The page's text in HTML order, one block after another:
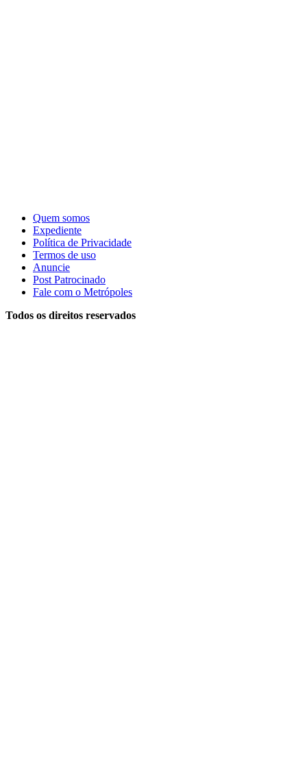
Quem somos
Expediente
Política de Privacidade
Termos de uso
Anuncie
Post Patrocinado
Fale com o Metrópoles
Todos os direitos reservados